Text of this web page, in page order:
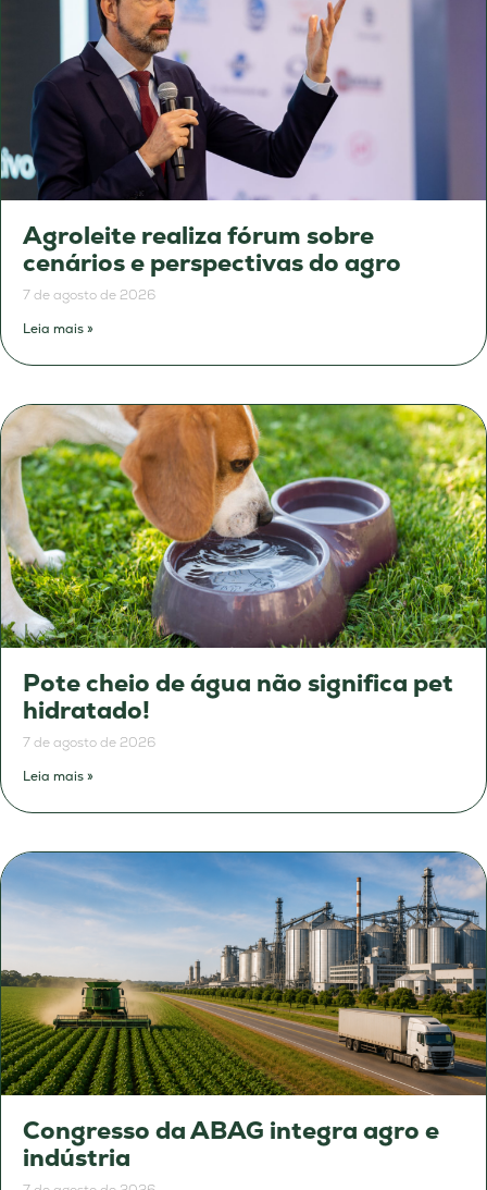
Agroleite realiza fórum sobre
cenários e perspectivas do agro
7 de agosto de 2026
Leia mais »
Pote cheio de água não significa pet
hidratado!
7 de agosto de 2026
Leia mais »
Congresso da ABAG integra agro e
indústria